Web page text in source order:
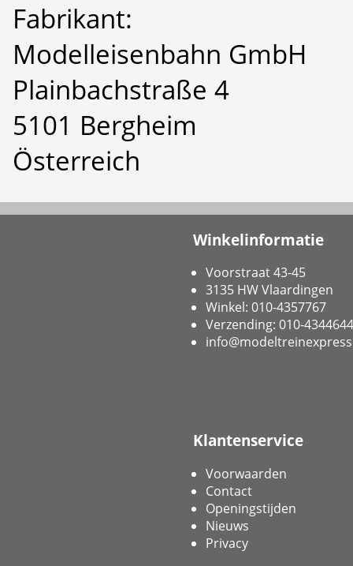
Fabrikant:
Modelleisenbahn GmbH
Plainbachstraße 4
5101 Bergheim
Österreich
Winkelinformatie
Voorstraat 43-45
3135 HW Vlaardingen
Winkel: 010-4357767
Verzending: 010-4344644
Klantenservice
Voorwaarden
Contact
Openingstijden
Nieuws
Privacy